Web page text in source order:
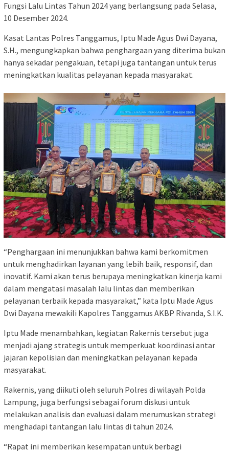
Fungsi Lalu Lintas Tahun 2024 yang berlangsung pada Selasa,
10 Desember 2024.
Kasat Lantas Polres Tanggamus, Iptu Made Agus Dwi Dayana,
S.H., mengungkapkan bahwa penghargaan yang diterima bukan
hanya sekadar pengakuan, tetapi juga tantangan untuk terus
meningkatkan kualitas pelayanan kepada masyarakat.
“Penghargaan ini menunjukkan bahwa kami berkomitmen
untuk menghadirkan layanan yang lebih baik, responsif, dan
inovatif. Kami akan terus berupaya meningkatkan kinerja kami
dalam mengatasi masalah lalu lintas dan memberikan
pelayanan terbaik kepada masyarakat,” kata Iptu Made Agus
Dwi Dayana mewakili Kapolres Tanggamus AKBP Rivanda, S.I.K.
Iptu Made menambahkan, kegiatan Rakernis tersebut juga
menjadi ajang strategis untuk memperkuat koordinasi antar
jajaran kepolisian dan meningkatkan pelayanan kepada
masyarakat.
Rakernis, yang diikuti oleh seluruh Polres di wilayah Polda
Lampung, juga berfungsi sebagai forum diskusi untuk
melakukan analisis dan evaluasi dalam merumuskan strategi
menghadapi tantangan lalu lintas di tahun 2024.
“Rapat ini memberikan kesempatan untuk berbagi